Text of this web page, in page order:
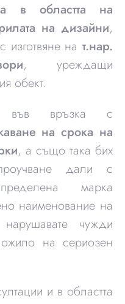
в областта на
на дизайни,
изготвяне на т.нар.
, уреждащи
обект.
във връзка с
на срока на
, а също така бих
дали с
марка
наименование на
чужди
на сериозен
и в областта